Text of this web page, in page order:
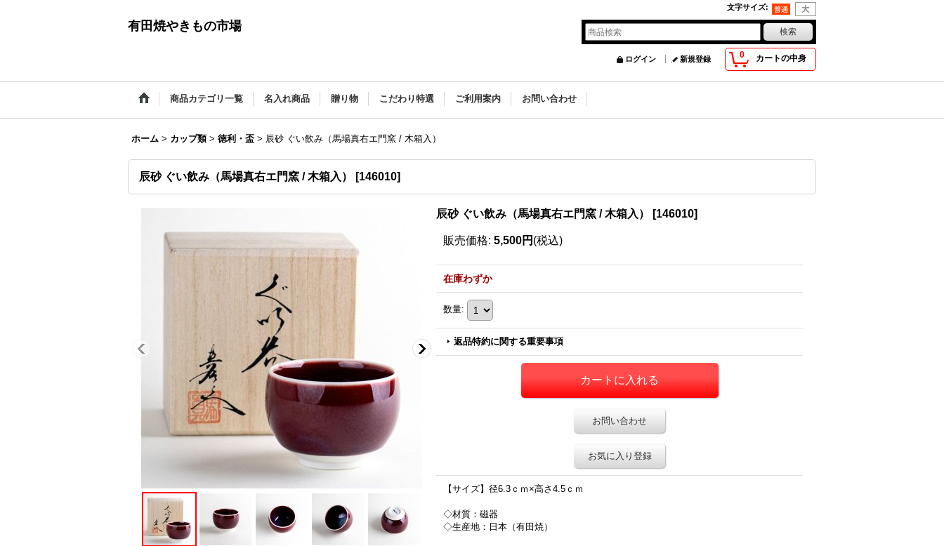
文字サイズ:
有田焼やきもの市場
0 カートの中身
ログイン 新規登録
商品カテゴリ一覧 名入れ商品 贈り物 こだわり特選 ご利用案内 お問い合わせ
ホーム > カップ類 > 徳利・盃 > 辰砂 ぐい飲み（馬場真右エ門窯 / 木箱入）
辰砂 ぐい飲み（馬場真右エ門窯 / 木箱入） [146010]
辰砂 ぐい飲み（馬場真右エ門窯 / 木箱入） [146010]
販売価格: 5,500円 (税込)
在庫わずか
数量:
返品特約に関する重要事項
お問い合わせ
お気に入り登録
【サイズ】径6.3ｃｍ×高さ4.5ｃｍ
◇材質：磁器
◇生産地：日本（有田焼）